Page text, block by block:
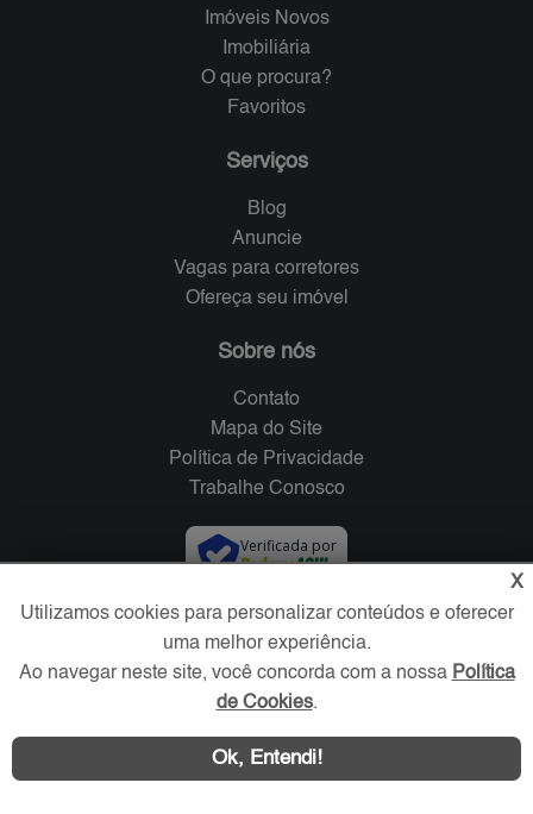
Imóveis Novos
Imobiliária
O que procura?
Favoritos
Serviços
Blog
Anuncie
Vagas para corretores
Ofereça seu imóvel
Sobre nós
Contato
Mapa do Site
Política de Privacidade
Trabalhe Conosco
Verificada por
Redes Sociais
X
Utilizamos cookies para personalizar conteúdos e oferecer
uma melhor experiência.
Ao navegar neste site, você concorda com a nossa Política
de Cookies.
Ok, Entendi!